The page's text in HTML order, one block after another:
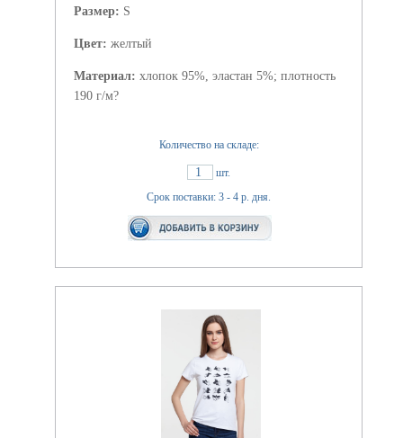
Размер: S
Цвет: желтый
Материал: хлопок 95%, эластан 5%; плотность
190 г/м?
Количество на складе:
1
шт.
Срок поставки: 3 - 4 р. дня.